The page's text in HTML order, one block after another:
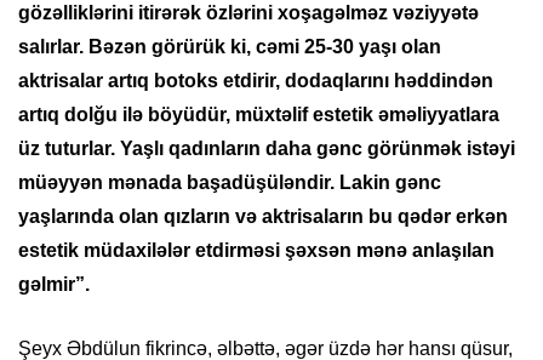
gözəlliklərini itirərək özlərini xoşagəlməz vəziyyətə
salırlar. Bəzən görürük ki, cəmi 25-30 yaşı olan
aktrisalar artıq botoks etdirir, dodaqlarını həddindən
artıq dolğu ilə böyüdür, müxtəlif estetik əməliyyatlara
üz tuturlar. Yaşlı qadınların daha gənc görünmək istəyi
müəyyən mənada başadüşüləndir. Lakin gənc
yaşlarında olan qızların və aktrisaların bu qədər erkən
estetik müdaxilələr etdirməsi şəxsən mənə anlaşılan
gəlmir”.
Şeyx Əbdülun fikrincə, əlbəttə, əgər üzdə hər hansı qüsur,